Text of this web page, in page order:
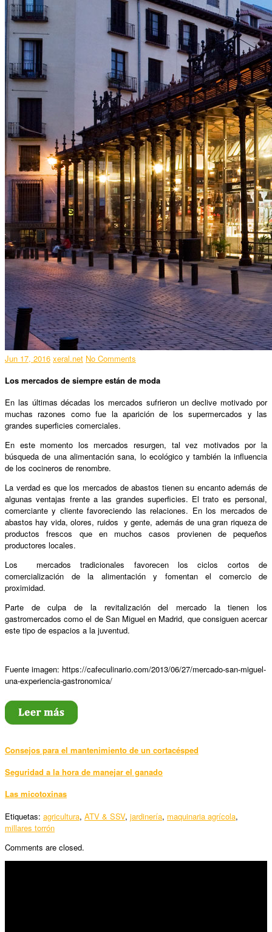
Jun 17, 2016 xeral.net No Comments
Los mercados de siempre están de moda
En las últimas décadas los mercados sufrieron un declive motivado por
muchas razones como fue la aparición de los supermercados y las
grandes superficies comerciales.
En este momento los mercados resurgen, tal vez motivados por la
búsqueda de una alimentación sana, lo ecológico y también la influencia
de los cocineros de renombre.
La verdad es que los mercados de abastos tienen su encanto además de
algunas ventajas frente a las grandes superficies. El trato es personal,
comerciante y cliente favoreciendo las relaciones. En los mercados de
abastos hay vida, olores, ruidos y gente, además de una gran riqueza de
productos frescos que en muchos casos provienen de pequeños
productores locales.
Los mercados tradicionales favorecen los ciclos cortos de
comercialización de la alimentación y fomentan el comercio de
proximidad.
Parte de culpa de la revitalización del mercado la tienen los
gastromercados como el de San Miguel en Madrid, que consiguen acercar
este tipo de espacios a la juventud.
Fuente imagen: https://cafeculinario.com/2013/06/27/mercado-san-miguel-
una-experiencia-gastronomica/
Consejos para el mantenimiento de un cortacésped
Seguridad a la hora de manejar el ganado
Las micotoxinas
Etiquetas: agricultura, ATV & SSV, jardinería, maquinaria agrícola,
millares torrón
Comments are closed.